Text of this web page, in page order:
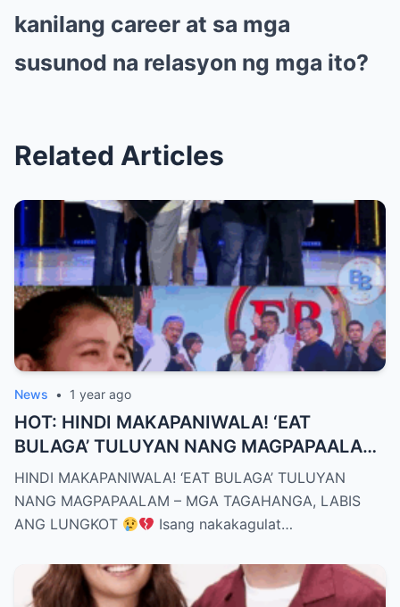
kanilang career at sa mga
susunod na relasyon ng mga ito?
Related Articles
News • 1 year ago
HOT: HINDI MAKAPANIWALA! ‘EAT
BULAGA’ TULUYAN NANG MAGPAPAALAM
– MGA TAGAHANGA, LABIS ANG LUNGKOT
HINDI MAKAPANIWALA! ‘EAT BULAGA’ TULUYAN
NANG MAGPAPAALAM – MGA TAGAHANGA, LABIS
ANG LUNGKOT
Isang nakakagulat…